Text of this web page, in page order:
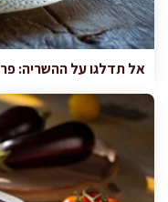
אל תדלגו על ההשריה: